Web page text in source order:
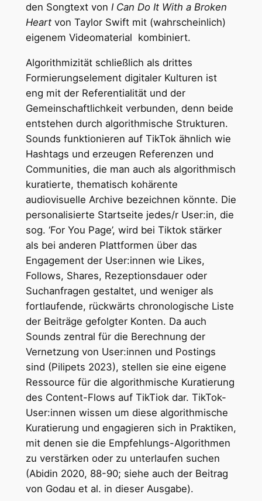
den Songtext von I Can Do It With a Broken
Heartvon Taylor Swift mit (wahrscheinlich)
eigenem Videomaterial kombiniert.
Algorithmizität schließlich als drittes
Formierungselement digitaler Kulturen ist
eng mit der Referentialität und der
Gemeinschaftlichkeit verbunden, denn beide
entstehen durch algorithmische Strukturen.
Sounds funktionieren auf TikTok ähnlich wie
Hashtags und erzeugen Referenzen und
Communities, die man auch als algorithmisch
kuratierte, thematisch kohärente
audiovisuelle Archive bezeichnen könnte. Die
personalisierte Startseite jedes/r User:in, die
sog. ‘For You Page’, wird bei Tiktok stärker
als bei anderen Plattformen über das
Engagement der User:innen wie Likes,
Follows, Shares, Rezeptionsdauer oder
Suchanfragen gestaltet, und weniger als
fortlaufende, rückwärts chronologische Liste
der Beiträge gefolgter Konten. Da auch
Sounds zentral für die Berechnung der
Vernetzung von User:innen und Postings
sind (Pilipets 2023), stellen sie eine eigene
Ressource für die algorithmische Kuratierung
des Content-Flows auf TikTiok dar. TikTok-
User:innen wissen um diese algorithmische
Kuratierung und engagieren sich in Praktiken,
mit denen sie die Empfehlungs-Algorithmen
zu verstärken oder zu unterlaufen suchen
(Abidin 2020, 88-90; siehe auch der Beitrag
von Godau et al. in dieser Ausgabe).